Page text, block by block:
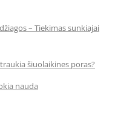
– Tiekimas sunkiajai
šiuolaikines poras?
nauda